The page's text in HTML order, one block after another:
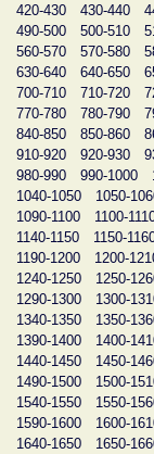
420-430
430-440
490-500
500-510
560-570
570-580
630-640
640-650
700-710
710-720
770-780
780-790
840-850
850-860
910-920
920-930
980-990
990-1000
1040-1050
1050-
1090-1100
1100-
1140-1150
1150-
1190-1200
1200-
1240-1250
1250-
1290-1300
1300-
1340-1350
1350-
1390-1400
1400-
1440-1450
1450-
1490-1500
1500-
1540-1550
1550-
1590-1600
1600-
1640-1650
1650-